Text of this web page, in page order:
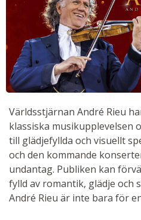
Världsstjärnan André Rieu
klassiska musikupplevelsen
till glädjefyllda och visuellt
och den kommande
undantag. Publiken kan
fylld av romantik, glädje och
André Rieu är inte bara för